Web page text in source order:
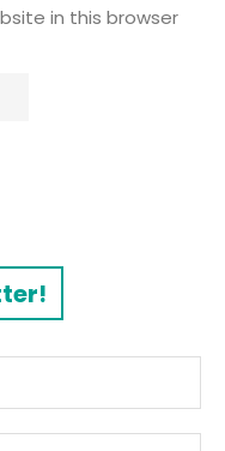
in this browser